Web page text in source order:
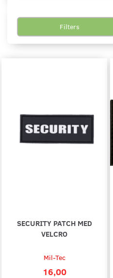
Filters
SECURITY PATCH MED
VELCRO
Mil-Tec
16,00